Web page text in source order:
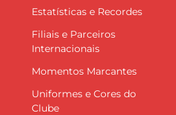
Estatísticas e Recordes
Filiais e Parceiros
Internacionais
Momentos Marcantes
Uniformes e Cores do
Clube